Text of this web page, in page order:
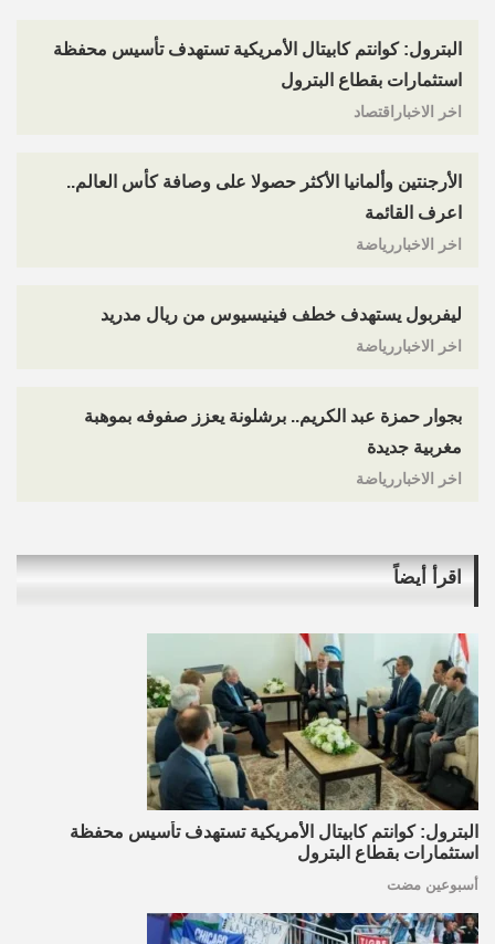
البترول: كوانتم كابيتال الأمريكية تستهدف تأسيس محفظة
استثمارات بقطاع البترول
اخر الاخباراقتصاد
الأرجنتين وألمانيا الأكثر حصولا على وصافة كأس العالم..
اعرف القائمة
اخر الاخباررياضة
ليفربول يستهدف خطف فينيسيوس من ريال مدريد
اخر الاخباررياضة
بجوار حمزة عبد الكريم.. برشلونة يعزز صفوفه بموهبة
مغربية جديدة
اخر الاخباررياضة
اقرأ أيضاً
البترول: كوانتم كابيتال الأمريكية تستهدف تأسيس محفظة
استثمارات بقطاع البترول
أسبوعين مضت